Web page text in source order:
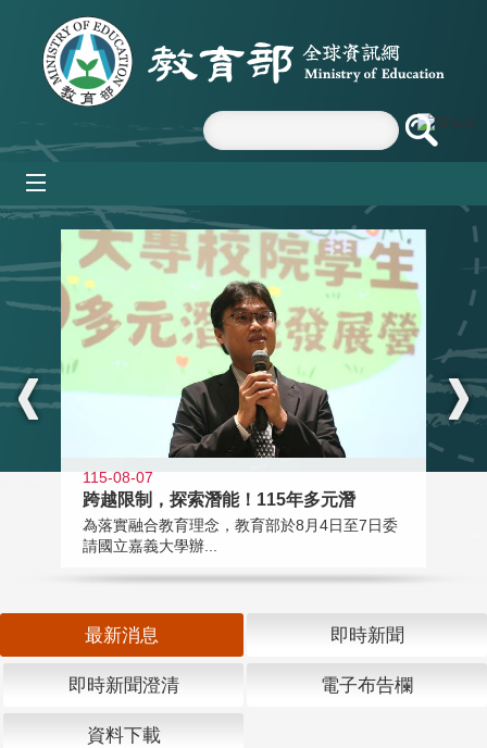
跳到主要內容區塊
:::
115-08-07
跨越限制，探索潛能！115年多元潛
為落實融合教育理念，教育部於8月4日至7日委
請國立嘉義大學辦...
最新消息 即時新聞
即時新聞澄清 電子布告欄
資料下載